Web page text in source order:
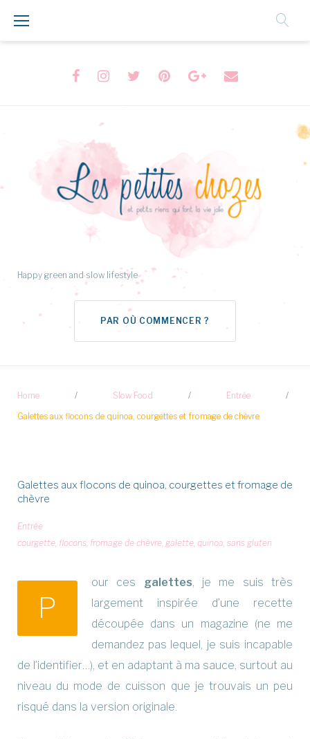
Happy green and slow lifestyle
PAR OÙ COMMENCER ?
Home / Slow Food / Entrée
/
Galettes aux flocons de quinoa, courgettes et fromage de chèvre
Galettes aux flocons de quinoa, courgettes et fromage de
chèvre
Entrée
courgette, flocons, fromage de chèvre, galette, quinoa, sans gluten
P
our ces galettes, je me suis très
largement inspirée d’une recette
découpée dans un magazine (ne me
demandez pas lequel, je suis incapable
de l’identifier…), et en adaptant à ma sauce, surtout au
niveau du mode de cuisson que je trouvais un peu
risqué dans la version originale.